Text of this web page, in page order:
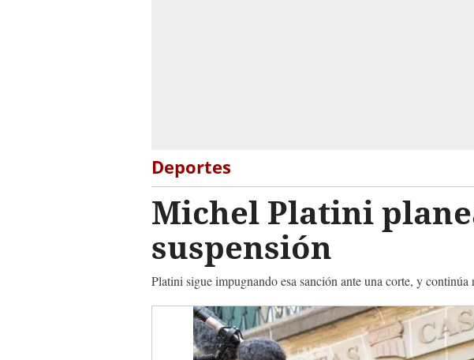
Deportes
Michel Platini
suspensión
Platini sigue impugnando esa sanción ante una corte, y